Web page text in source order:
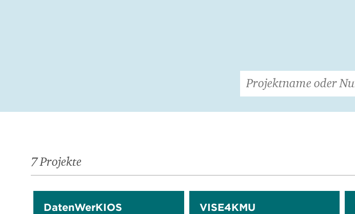
7 Projekte
DatenWerKIOS VISE4KMU